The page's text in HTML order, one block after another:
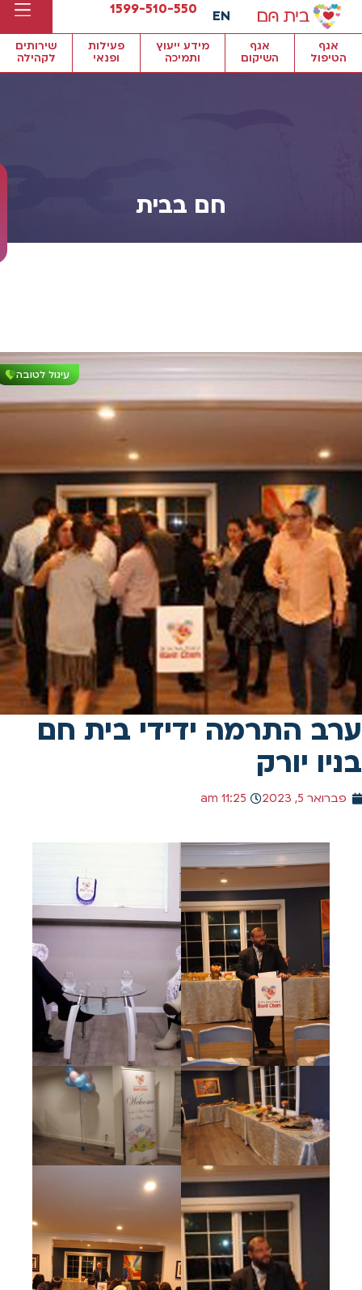
EN
1599-510-550
אגף
הטיפול
אגף
השיקום
מידע ייעוץ
ותמיכה
פעילות
ופנאי
שירותים
לקהילה
עיגול לטובה
חם בבית
התרמה ידידי בית חם
יורק
פברואר 5, 2023 11:25 am